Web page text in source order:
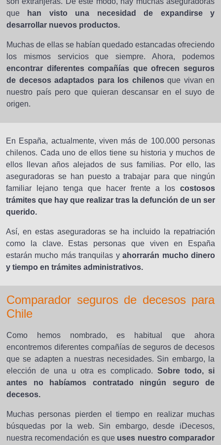
que
han visto una necesidad de expandirse y
desarrollar nuevos productos.
Muchas de ellas se habían quedado estancadas ofreciendo
los mismos servicios que siempre. Ahora, podemos
encontrar diferentes compañías que ofrecen seguros
de decesos adaptados para los chilenosque vivan en
nuestro país pero que quieran descansar en el suyo de
origen.
En España, actualmente, viven más de 100.000 personas
chilenos. Cada uno de ellos tiene su historia y muchos de
ellos llevan años alejados de sus familias. Por ello, las
aseguradoras se han puesto a trabajar para que ningún
familiar lejano tenga que hacer frente a los costosos
trámites que hay que realizar tras la defunción de un ser
querido.
Así, en estas aseguradoras se ha incluido la repatriación
como la clave. Estas personas que viven en España
estarán mucho más tranquilas yahorrarán mucho dinero
y tiempo en trámites administrativos.
Comparador seguros de decesos para
Chile
Como hemos nombrado, es habitual que ahora
encontremos diferentes compañías de seguros de decesos
que se adapten a nuestras necesidades. Sin embargo, la
elección de una u otra es complicado.Sobre todo, si
antes no habíamos contratado ningún seguro de
decesos.
Muchas personas pierden el tiempo en realizar muchas
búsquedas por la web. Sin embargo, desde iDecesos,
nuestra recomendación es que uses nuestro comparador